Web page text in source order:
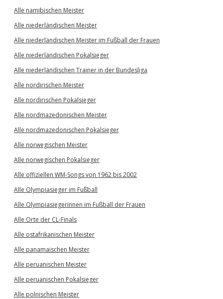
Alle namibischen Meister
Alle niederländischen Meister
Alle niederländischen Meister im Fußball der Frauen
Alle niederländischen Pokalsieger
Alle niederländischen Trainer in der Bundesliga
Alle nordirischen Meister
Alle nordirischen Pokalsieger
Alle nordmazedonischen Meister
Alle nordmazedonischen Pokalsieger
Alle norwegischen Meister
Alle norwegischen Pokalsieger
Alle offiziellen WM-Songs von 1962 bis 2002
Alle Olympiasieger im Fußball
Alle Olympiasiegerinnen im Fußball der Frauen
Alle Orte der CL-Finals
Alle ostafrikanischen Meister
Alle panamaischen Meister
Alle peruanischen Meister
Alle peruanischen Pokalsieger
Alle polnischen Meister